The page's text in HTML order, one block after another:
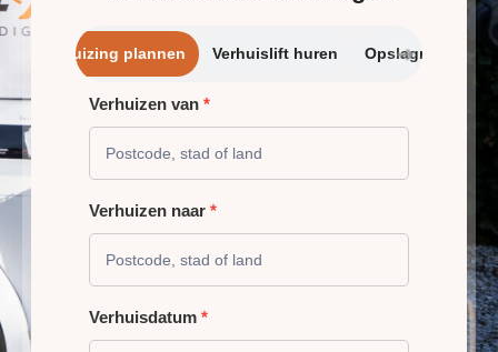
Verhuizing plannen Verhuislift huren
VERHUIZING
PLANNEN
Verhuizen van *
Verhuizen naar *
Verhuisdatum *
➔